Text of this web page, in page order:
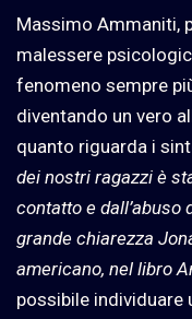
Massimo Ammaniti,
malessere
fenomeno sempre
diventando un vero
quanto riguarda i
dei nostri ragazzi è
contatto e dall’abuso
grande chiarezza
americano, nel libro
possibile individuare